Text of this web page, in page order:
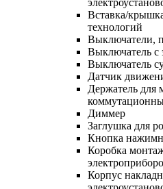
Вставка/
технологий
Выключатели,
Выключатель с
Выключатель
Датчик
Держатель для
Диммер
Заглушка для
Кнопка
Коробка
Корпус